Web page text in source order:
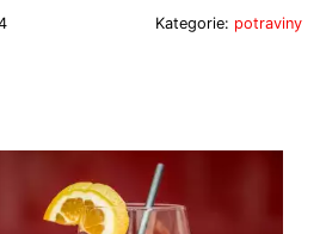
Kategorie: potraviny